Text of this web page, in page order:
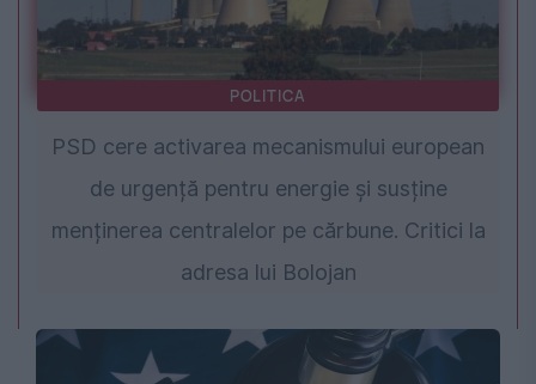
POLITICA
PSD cere activarea mecanismului european
de urgență pentru energie și susține
menținerea centralelor pe cărbune. Critici la
adresa lui Bolojan